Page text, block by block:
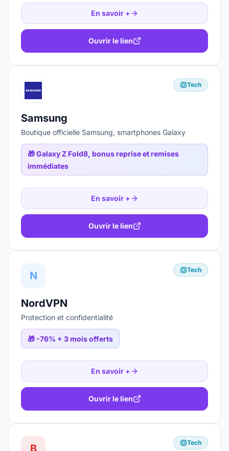
En savoir +
Ouvrir le lien
Tech
Samsung
Boutique officielle Samsung, smartphones Galaxy
🎁Galaxy Z Fold8, bonus reprise et remises
immédiates
En savoir +
Ouvrir le lien
N Tech
NordVPN
Protection et confidentialité
🎁 -76% + 3 mois offerts
En savoir +
Ouvrir le lien
B Tech